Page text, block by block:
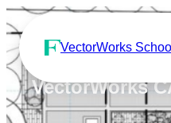
VectorWorks
VectorWorks